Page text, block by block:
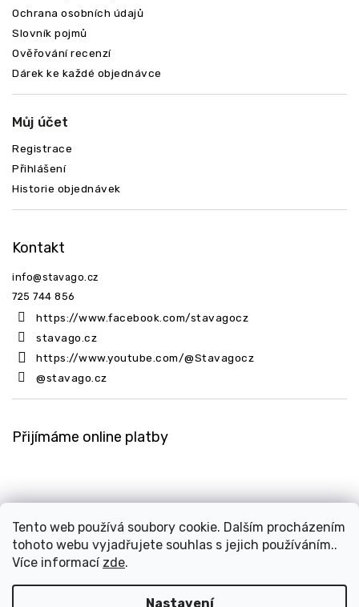
Tento web používá soubory cookie. Dalším procházením
tohoto webu vyjadřujete souhlas s jejich používáním..
Více informací zde.
Nastavení
Ochrana osobních údajů
Slovník pojmů
Ověřování recenzí
Dárek ke každé objednávce
Můj účet
Registrace
Přihlášení
Historie objednávek
Kontakt
info@stavago.cz
725 744 856
https://www.facebook.com/stavagocz
stavago.cz
https://www.youtube.com/@Stavagocz
@stavago.cz
Přijímáme online platby
Copyright 2026 Stavago.cz . Všechna práva vyhrazena.
| Platforma